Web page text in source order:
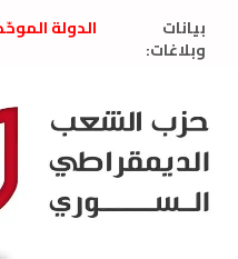
بيانات
وبلاغات:
الدولة
العام
الديمقراطي
بلاغ صادر عن
2026
الحرب
في إيران ..
السوري